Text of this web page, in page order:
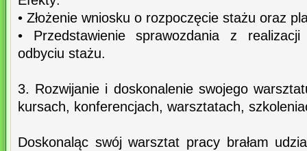
• Złożenie wniosku o rozpoczęcie stażu oraz
• Przedstawienie sprawozdania z
odbyciu stażu.
3. Rozwijanie i doskonalenie swojego
kursach, konferencjach, warsztatach,
Doskonaląc swój warsztat pracy brałam